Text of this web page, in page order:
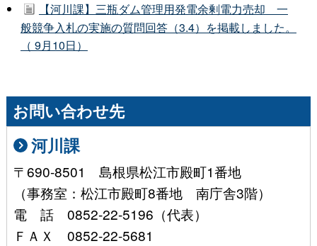
【河川課】三瓶ダム管理用発電余剰電力売却 一
般競争入札の実施の質問回答（3.4）を掲載しました。
（ 9月10日）
お問い合わせ先
河川課
〒690-8501 島根県松江市殿町1番地
（事務室：松江市殿町8番地 南庁舎3階）
電 話 0852-22-5196（代表）
ＦＡＸ 0852-22-5681